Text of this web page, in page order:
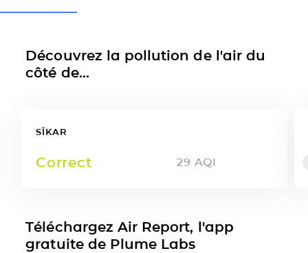
Découvrez la pollution de l'air du
côté de...
SĪKAR
Correct 29 AQI
Téléchargez Air Report, l'app
gratuite de Plume Labs